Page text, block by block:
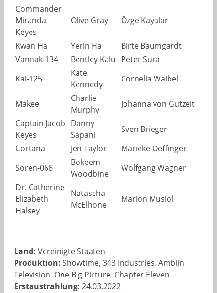
Commander
Miranda
Keyes
Olive Gray Özge Kayalar
Kwan Ha Yerin Ha
Birte Baumgardt
Vannak-134
Bentley Kalu Peter Sura
Kai-125
Kate
Kennedy
Cornelia Waibel
Makee
Charlie
Murphy
Johanna von Gutzeit
Captain Jacob
Keyes
Danny
Sapani
Sven Brieger
Cortana
Jen Taylor
Marieke Oeffinger
Soren-066
Bokeem
Woodbine
Wolfgang Wagner
Dr. Catherine
Elizabeth
Halsey
Natascha
McElhone
Marion Musiol
Land: Vereinigte Staaten
Produktion: Showtime, 343 Industries, Amblin
Television, One Big Picture, Chapter Eleven
Erstaustrahlung: 24.03.2022